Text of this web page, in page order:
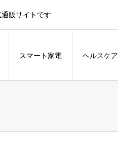
販サイトです
スマート家電 ヘルスケア